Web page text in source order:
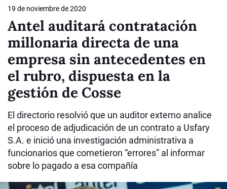
19 de noviembre de 2020
Antel auditará contratación
millonaria directa de una
empresa sin antecedentes en
el rubro, dispuesta en la
gestión de Cosse
El directorio resolvió que un auditor externo analice
el proceso de adjudicación de un contrato a Usfary
S.A. e inició una investigación administrativa a
funcionarios que cometieron “errores” al informar
sobre lo pagado a esa compañía